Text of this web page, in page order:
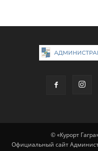
© «Курорт
Официальный сайт